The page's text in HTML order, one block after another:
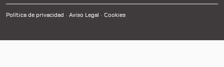
Política de privacidad Aviso Legal Cookies